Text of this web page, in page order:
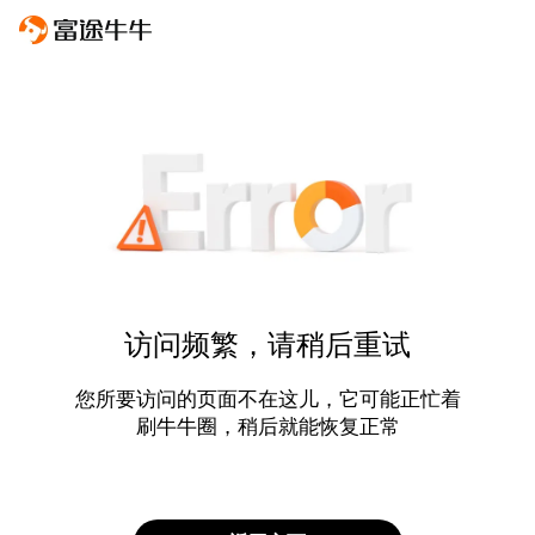
访问频繁，请稍后重试
您所要访问的页面不在这儿，它可能正忙着
刷牛牛圈，稍后就能恢复正常